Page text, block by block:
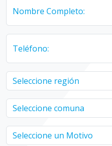
Nombre Completo:
Teléfono: